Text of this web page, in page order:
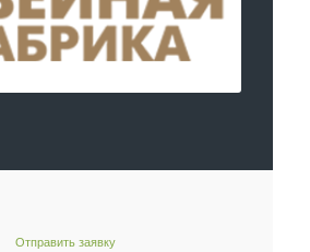
Отправить заявку